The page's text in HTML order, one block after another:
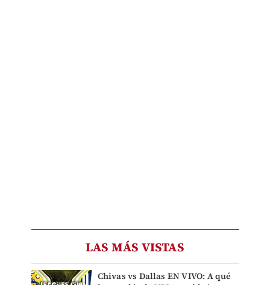
LAS MÁS VISTAS
Chivas vs Dallas EN VIVO: A qué